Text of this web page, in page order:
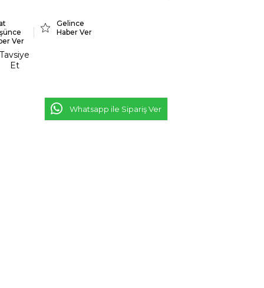
Ver
Gelince
Haber Ver
Tavsiye
Et
Whatsapp ile Sipariş Ver